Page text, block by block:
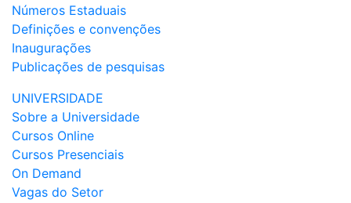
Números Estaduais
Definições e convenções
Inaugurações
Publicações de pesquisas
UNIVERSIDADE
Sobre a Universidade
Cursos Online
Cursos Presenciais
On Demand
Vagas do Setor